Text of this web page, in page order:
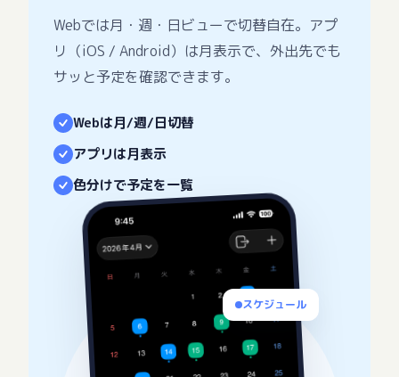
Webでは月・週・日ビューで切替自在。アプ
リ（iOS / Android）は月表示で、外出先でも
サッと予定を確認できます。
Webは月/週/日切替
アプリは月表示
色分けで予定を一覧
スケジュール